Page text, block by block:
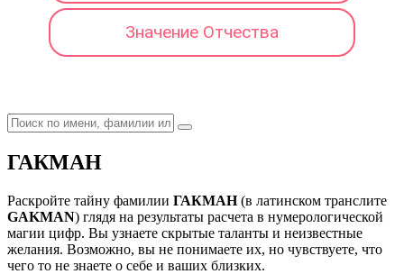
Значение Отчества
ГАКМАН
Раскройте тайну фамилии ГАКМАН(в латинском транслите
GAKMAN) глядя на результаты расчета в нумерологической
магии цифр. Вы узнаете скрытые таланты и неизвестные
желания. Возможно, вы не понимаете их, но чувствуете, что
чего то не знаете о себе и ваших близких.